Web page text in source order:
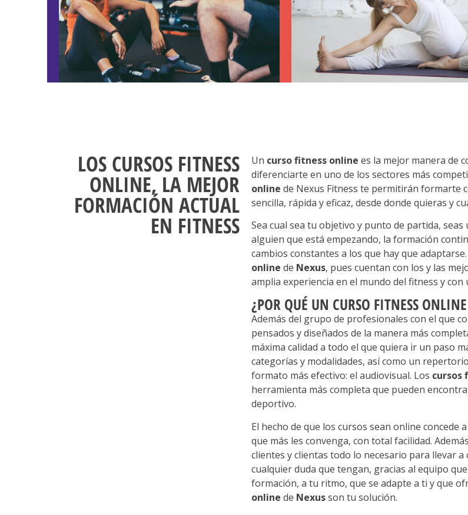
LOS CURSOS FITNESS
ONLINE, LA MEJOR
FORMACIÓN ACTUAL
EN FITNESS
Un curso fitness online es la mejor manera de
diferenciarte en uno de los sectores más
online de Nexus Fitness te permitirán formarte
sencilla, rápida y eficaz, desde donde quieras y
Sea cual sea tu objetivo y punto de partida,
alguien que está empezando, la formación
cambios constantes a los que hay que
online de Nexus, pues cuentan con los y las
amplia experiencia en el mundo del fitness y con
¿POR QUÉ UN CURSO FITNESS
Además del grupo de profesionales con el que
pensados y diseñados de la manera más
máxima calidad a todo el que quiera ir un paso
categorías y modalidades, así como un
formato más efectivo: el audiovisual. Los cursos
herramienta más completa que pueden
deportivo.
El hecho de que los cursos sean online
que más les convenga, con total facilidad.
clientes y clientas todo lo necesario para llevar
cualquier duda que tengan, gracias al equipo
formación, a tu ritmo, que se adapte a ti y que
online de Nexusson tu solución.